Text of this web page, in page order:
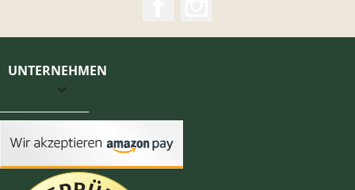
UNTERNEHMEN
